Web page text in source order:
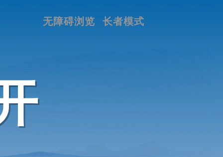
长者模式
无障碍浏览